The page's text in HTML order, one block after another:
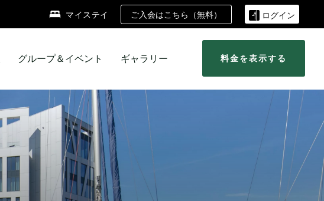
マイステイ ご入会はこちら（無料） ログイン
グループ＆イベント ギャラリー 料金を表示する